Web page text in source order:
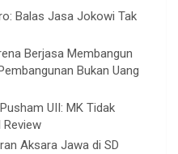
Balas Jasa Jokowi Tak
Berjasa Membangun
Bukan Uang
UII: MK Tidak
Aksara Jawa di SD